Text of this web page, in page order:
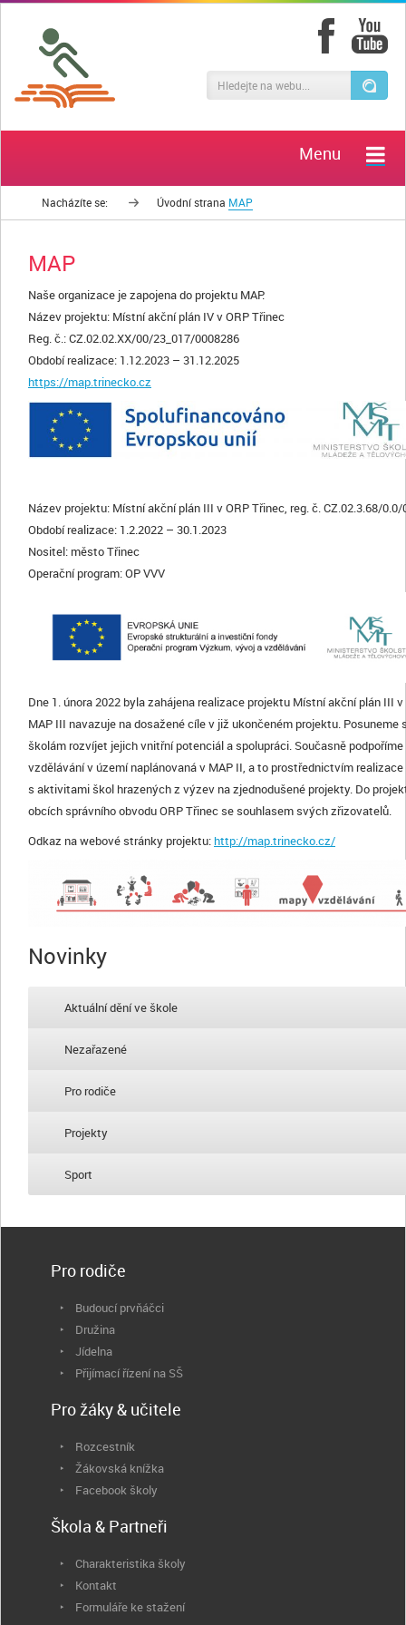
Menu
Nacházíte se: Úvodní strana MAP
MAP
Naše organizace je zapojena do projektu MAP.
Název projektu: Místní akční plán IV v ORP Třinec
Reg. č.: CZ.02.02.XX/00/23_017/0008286
Období realizace: 1.12.2023 – 31.12.2025
https://map.trinecko.cz
Název projektu: Místní akční plán III v ORP Třinec, reg. č. CZ.02.3.68/
Období realizace: 1.2.2022 – 30.1.2023
Nositel: město Třinec
Operační program: OP VVV
Dne 1. února 2022 byla zahájena realizace projektu Místní akční plán III
MAP III navazuje na dosažené cíle v již ukončeném projektu.
školám rozvíjet jejich vnitřní potenciál a spolupráci. Současně
vzdělávání v území naplánovaná v MAP II, a to prostřednictvím
s aktivitami škol hrazených z výzev na zjednodušené projekty. Do
obcích správního obvodu ORP Třinec se souhlasem svých zřizovatelů.
Odkaz na webové stránky projektu: http://map.trinecko.cz/
Novinky
Aktuální dění ve škole
Nezařazené
Pro rodiče
Projekty
Sport
Pro rodiče
Budoucí prvňáčci
Družina
Jídelna
Přijímací řízení na SŠ
Pro žáky & učitele
Rozcestník
Žákovská knížka
Facebook školy
Škola & Partneři
Charakteristika školy
Kontakt
Formuláře ke stažení